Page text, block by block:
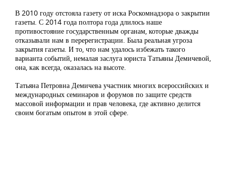
В 2010 году отстояла газету от иска Роскомнадзора о закрытии
газеты. С 2014 года полтора года длилось наше
противостояние государственным органам, которые дважды
отказывали нам в перерегистрации. Была реальная угроза
закрытия газеты. И то, что нам удалось избежать такого
варианта событий, немалая заслуга юриста Татьяны Демичевой,
она, как всегда, оказалась на высоте.
Татьяна Петровна Демичева участник многих всероссийских и
международных семинаров и форумов по защите средств
массовой информации и прав человека, где активно делится
своим богатым опытом в этой сфере.